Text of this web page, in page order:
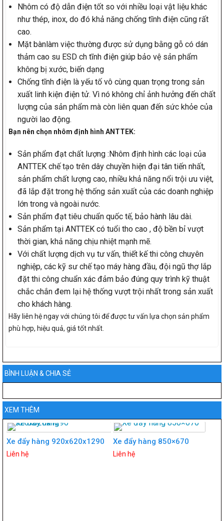
Nhôm có độ dẫn điện tốt so với nhiều loại vật liệu khác
như thép, inox, do đó khả năng chống tĩnh điện cũng rất
cao.
Mặt bànlàm việc thường được sử dụng bằng gỗ có dán
thảm cao su ESD ch tĩnh điện giúp bảo vệ sản phẩm
không bị xước, biến dạng
Chống tĩnh điện là yếu tố vô cùng quan trọng trong sản
xuất linh kiện điện tử. Vì nó không chỉ ảnh hưởng đến chất
lượng của sản phẩm mà còn liên quan đến sức khỏe của
người lao động.
Bạn nên chọn nhôm định hình ANTTEK:
Sản phẩm đạt chất lượng :Nhôm định hình các loại của
ANTTEK chế tạo trên dây chuyền hiện đại tân tiến nhất,
sản phẩm chất lượng cao, nhiều khả năng nổi trội ưu việt,
đã lắp đặt trong hệ thống sản xuất của các doanh nghiệp
lớn trong và ngoài nước.
Sản phẩm đạt tiêu chuẩn quốc tế, bảo hành lâu dài.
Sản phẩm tại ANTTEK có tuổi tho cao , độ bền bỉ vượt
thời gian, khả năng chịu nhiệt mạnh mẽ.
Với chất lượng dịch vụ tư vấn, thiết kế thi công chuyên
nghiệp, các kỹ sư chế tạo máy hàng đầu, đội ngũ thợ lắp
đặt thi công chuẩn xác đảm bảo đúng quy trình kỹ thuật
chắc chắn đem lại hệ thống vượt trội nhất trong sản xuất
cho khách hàng.
Hãy liên hệ ngay với chúng tôi để được tư vấn lựa chọn sản phẩm
phù hợp, hiệu quả, giá tốt nhất.
BÌNH LUẬN & CHIA SẺ
XEM THÊM
Xe đẩy hàng 920x620x1290
Liên hệ
Xe đẩy hàng 850×670
Liên hệ